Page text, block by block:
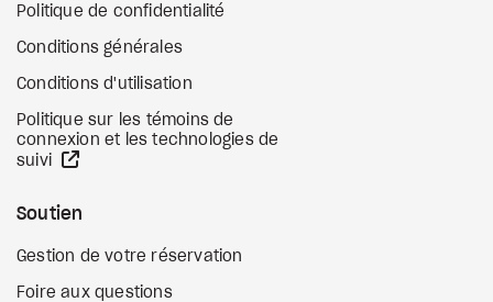
Politique de confidentialité
Conditions générales
Conditions d'utilisation
Politique sur les témoins de
connexion et les technologies de
suivi
Soutien
Gestion de votre réservation
Foire aux questions